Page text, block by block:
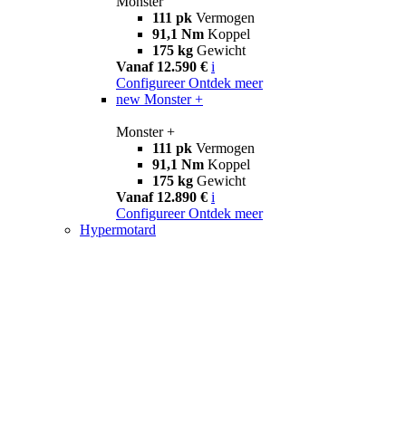
111 pk Vermogen
91,1 Nm Koppel
175 kg Gewicht
Vanaf 12.590 € i
Configureer Ontdek meer
new Monster +
Monster +
111 pk Vermogen
91,1 Nm Koppel
175 kg Gewicht
Vanaf 12.890 € i
Configureer Ontdek meer
Hypermotard